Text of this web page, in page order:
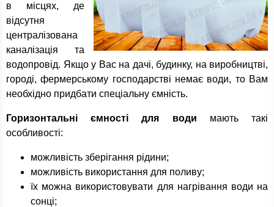
в місцях, де
відсутня
централізована
каналізація та
водопровід. Якщо у Вас на дачі, будинку, на виробництві,
городі, фермерському господарстві немає води, то Вам
необхідно придбати спеціальну ємність.
Горизонтальні ємності для води мають такі
особливості:
можливість зберігання рідини;
можливість використання для поливу;
їх можна використовувати для нагрівання води на
сонці;